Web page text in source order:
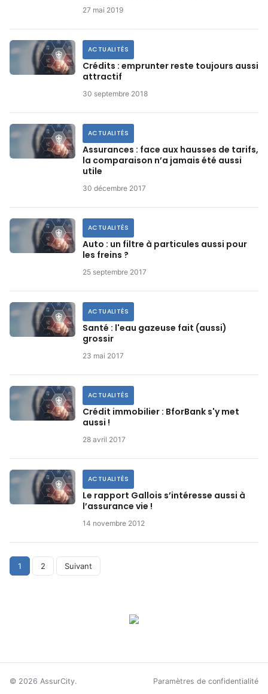
27 mai 2019
ACTUALITÉS
Crédits : emprunter reste toujours aussi
attractif
30 septembre 2018
ACTUALITÉS
Assurances : face aux hausses de tarifs,
la comparaison n’a jamais été aussi
utile
30 décembre 2017
ACTUALITÉS
Auto : un filtre à particules aussi pour
les freins ?
25 septembre 2017
ACTUALITÉS
Santé : l'eau gazeuse fait (aussi)
grossir
23 mai 2017
ACTUALITÉS
Crédit immobilier : BforBank s'y met
aussi !
28 avril 2017
ACTUALITÉS
Le rapport Gallois s’intéresse aussi à
l’assurance vie !
14 novembre 2012
Pagination
1 2 Suivant
© 2026 AssurCity. Paramètres de confidentialité